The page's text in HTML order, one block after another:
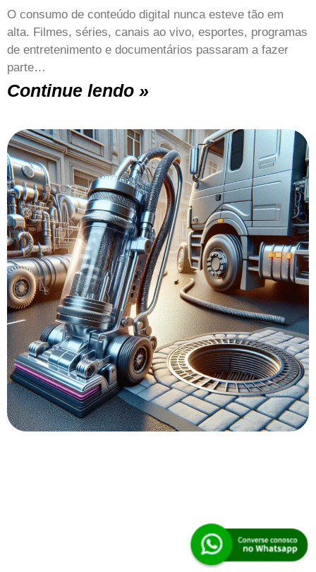
O consumo de conteúdo digital nunca esteve tão em
alta. Filmes, séries, canais ao vivo, esportes, programas
de entretenimento e documentários passaram a fazer
parte…
Continue lendo »